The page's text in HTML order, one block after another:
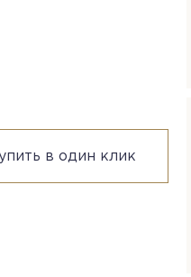
в один клик